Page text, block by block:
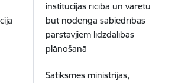
institūcijas rīcībā un varētu
būt noderīga sabiedrības
pārstāvjiem līdzdalības
plānošanā
Satiksmes ministrijas,